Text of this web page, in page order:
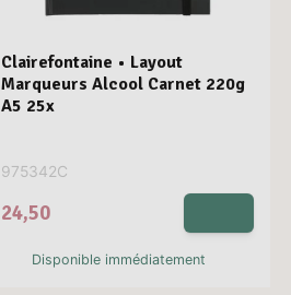
Clairefontaine • Layout
Marqueurs Alcool Carnet 220g
A5 25x
975342C
24,50
Disponible immédiatement